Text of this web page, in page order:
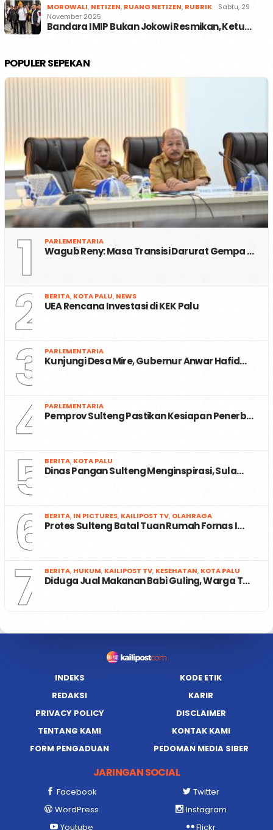
MOROWALI, NETIZEN, RUANG NETIZEN, RUBRIK
Sabtu, 29
November 2025
Bandara IMIP Bukan Jokowi Resmikan, Ketu…
POPULER SEPEKAN
1 PARLEMENTARIA
Wagub Reny: Masa Transisi Darurat Gempa …
2 BERITA, KOTA PALU, NEWS
UEA Rencana Investasi di KEK Palu
3 PARLEMENTARIA
Kunjungi Desa Mire, Gubernur Anwar Hafid…
4 PARLEMENTARIA
Pemprov Sulteng Pastikan Kesiapan Penerb…
5 BERITA, KOTA PALU
Dinas Pangan Sulteng Menginspirasi, Sula…
6 BERITA, IN PICTURES, KAILIPOST TV, OLAHRAGA
Protes Sulteng Batal Tuan Rumah Fornas I…
7 BERITA, HUKUM, KAILIPOST TV, KESEHATAN, KOTA PALU
Diduga Jual Makanan Babi Guling, Warga T…
INDEKS
KODE ETIK
REDAKSI
KARIR
PRIVACY POLICY
DISCLAIMER
TENTANG KAMI
KONTAK KAMI
FORM PENGADUAN
PEDOMAN MEDIA SIBER
JARINGAN SOCIAL
Facebook
Twitter
WordPress
Instagram
Youtube
Flickr